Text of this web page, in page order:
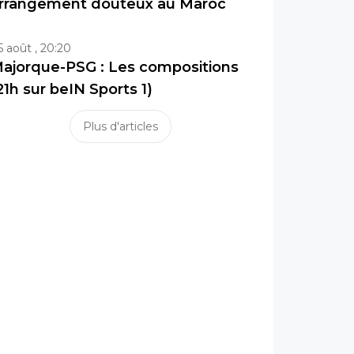
douteux au Maroc
août , 20:20
PSG : Les compositions
sur beIN Sports 1)
Plus d'articles